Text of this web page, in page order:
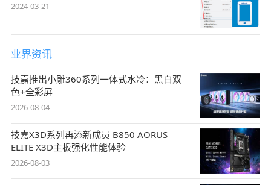
2024-03-21
业界资讯
技嘉推出小雕360系列一体式水冷：黑白双
色+全彩屏
2026-08-04
技嘉X3D系列再添新成员 B850 AORUS
ELITE X3D主板强化性能体验
2026-08-03